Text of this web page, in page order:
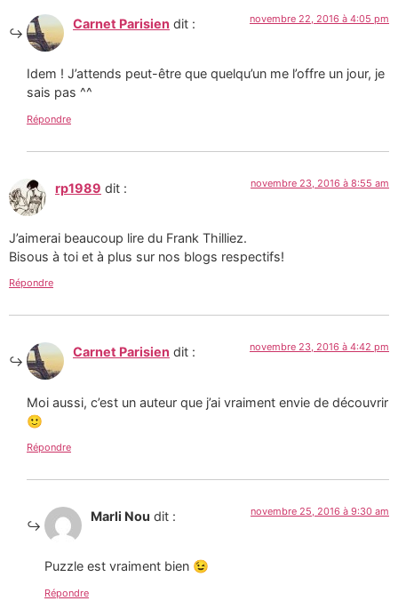
Carnet Parisien dit : novembre 22, 2016 à 4:05 pm
Idem ! J’attends peut-être que quelqu’un me l’offre un jour, je
sais pas ^^
Répondre
rp1989 dit : novembre 23, 2016 à 8:55 am
J’aimerai beaucoup lire du Frank Thilliez.
Bisous à toi et à plus sur nos blogs respectifs!
Répondre
Carnet Parisien dit : novembre 23, 2016 à 4:42 pm
Moi aussi, c’est un auteur que j’ai vraiment envie de découvrir
🙂
Répondre
Marli Nou dit : novembre 25, 2016 à 9:30 am
Puzzle est vraiment bien 😉
Répondre